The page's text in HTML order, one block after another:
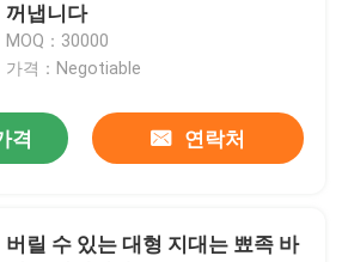
꺼냅니다
MOQ：30000
가격：Negotiable
격 연락처
버릴 수 있는 대형 지대는 뾰족 바